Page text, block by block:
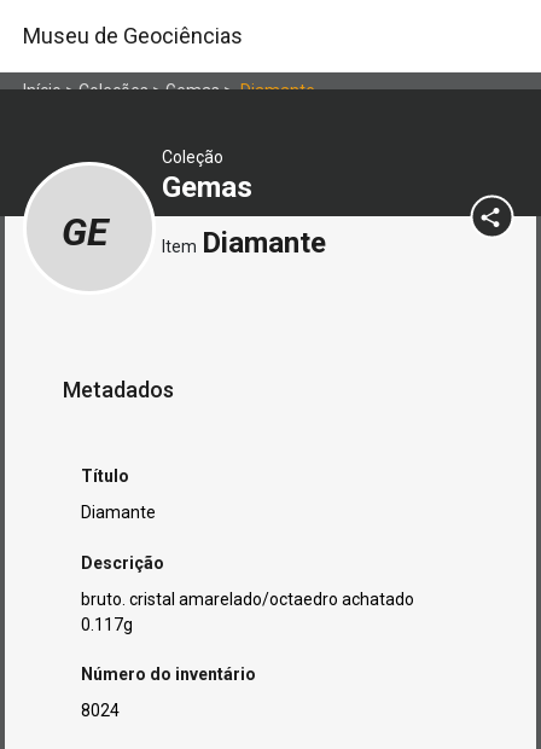
Museu de Geociências
Início>Coleções>Gemas>Diamante
Coleção
Gemas
GE Item Diamante
Metadados
Título
Diamante
Descrição
bruto. cristal amarelado/octaedro achatado
0.117g
Número do inventário
8024